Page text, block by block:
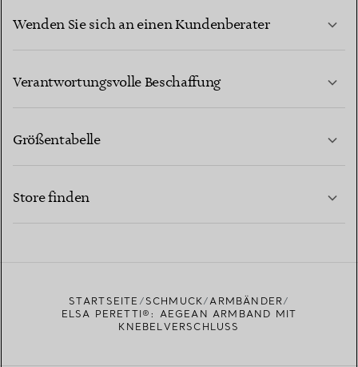
Wenden Sie sich an einen Kundenberater
Verantwortungsvolle Beschaffung
Größentabelle
Store finden
STARTSEITE SCHMUCK
ARMBÄNDER
ELSA PERETTI®: AEGEAN ARMBAND MIT
KNEBELVERSCHLUSS